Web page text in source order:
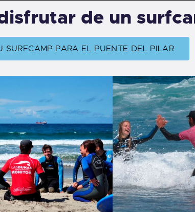
de un
SURFCAMP PARA EL PUENTE DEL PILAR